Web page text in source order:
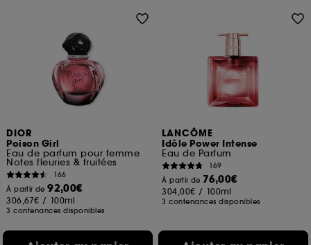
DIOR
Poison Girl
Eau de parfum pour femme
Notes fleuries & fruitées
166
À partir de92,00€
306,67€ / 100ml
3 contenances disponibles
LANCÔME
Idôle Power Intense
Eau de Parfum
169
À partir de 76,00€
304,00€ / 100ml
3 contenances disponibles